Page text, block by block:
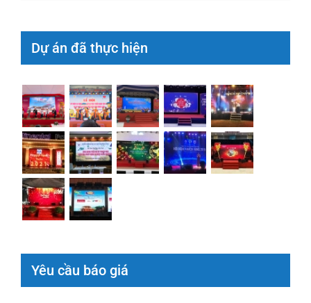
Dự án đã thực hiện
Yêu cầu báo giá